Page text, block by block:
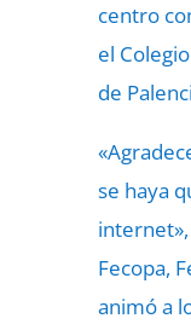
centro
el
de
se haya
Fecopa,
animó a